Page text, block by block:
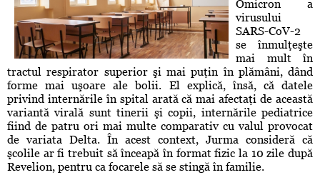
Omicron a
virusului
SARS-CoV-2
se înmulţeşte
mai mult în
tractul respirator superior şi mai puţin în plămâni, dând
forme mai uşoare ale bolii. El explică, însă, că datele
privind internările în spital arată că mai afectaţi de această
variantă virală sunt tinerii şi copii, internările pediatrice
fiind de patru ori mai multe comparativ cu valul provocat
de variata Delta. În acest context, Jurma consideră că
şcolile ar fi trebuit să înceapă în format fizic la 10 zile după
Revelion, pentru ca focarele să se stingă în familie.